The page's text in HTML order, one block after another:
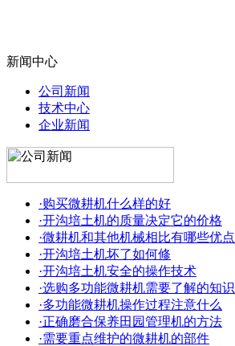
新闻中心
公司新闻
技术中心
企业新闻
·购买微耕机什么样的好
·开沟培土机的质量决定它的价格
·微耕机和其他机械相比有哪些优点
·开沟培土机坏了如何修
·开沟培土机安全的操作技术
·选购多功能微耕机需要了解的知识
·多功能微耕机操作过程注意什么
·正确磨合保养田园管理机的方法
·需要重点维护的微耕机的部件